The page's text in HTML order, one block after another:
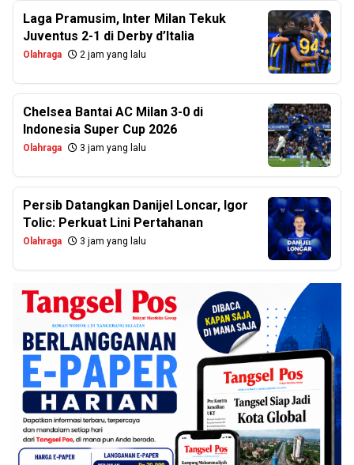
Laga Pramusim, Inter Milan Tekuk
Juventus 2-1 di Derby d’Italia
Olahraga 2 jam yang lalu
Chelsea Bantai AC Milan 3-0 di
Indonesia Super Cup 2026
Olahraga 3 jam yang lalu
Persib Datangkan Danijel Loncar, Igor
Tolic: Perkuat Lini Pertahanan
Olahraga 3 jam yang lalu